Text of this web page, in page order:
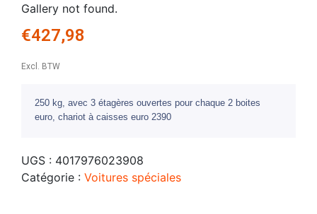
Gallery not found.
€427,98
Excl. BTW
250 kg, avec 3 étagères ouvertes pour chaque 2 boites
euro, chariot à caisses euro 2390
UGS : 4017976023908
Catégorie : Voitures spéciales